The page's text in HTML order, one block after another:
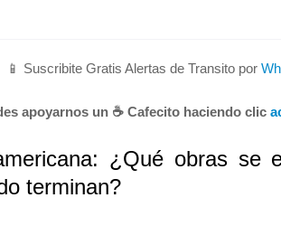
📱 Suscribite Gratis Alertas de Transito por
apoyarnos un ☕ Cafecito haciendo clic
¿Qué obras se
terminan?